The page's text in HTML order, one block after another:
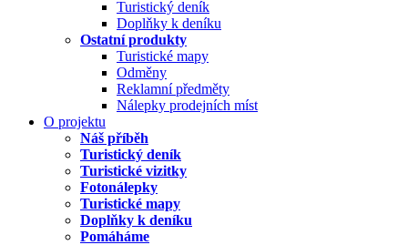
Turistický deník
Doplňky k deníku
Ostatní produkty
Turistické mapy
Odměny
Reklamní předměty
Nálepky prodejních míst
O projektu
Náš příběh
Turistický deník
Turistické vizitky
Fotonálepky
Turistické mapy
Doplňky k deníku
Pomáháme